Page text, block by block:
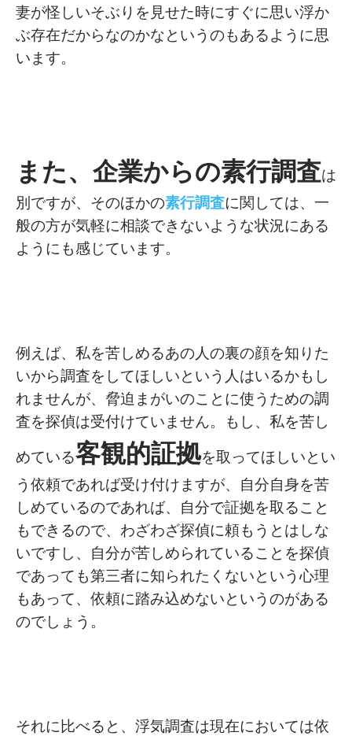
妻が怪しいそぶりを見せた時にすぐに思い浮か
ぶ存在だからなのかなというのもあるように思
います。
また、企業からの素行調査は
別ですが、そのほかの素行調査に関しては、一
般の方が気軽に相談できないような状況にある
ようにも感じています。
例えば、私を苦しめるあの人の裏の顔を知りた
いから調査をしてほしいという人はいるかもし
れませんが、脅迫まがいのことに使うための調
査を探偵は受付けていません。もし、私を苦し
めている客観的証拠を取ってほしいとい
う依頼であれば受け付けますが、自分自身を苦
しめているのであれば、自分で証拠を取ること
もできるので、わざわざ探偵に頼もうとはしな
いですし、自分が苦しめられていることを探偵
であっても第三者に知られたくないという心理
もあって、依頼に踏み込めないというのがある
のでしょう。
それに比べると、浮気調査は現在においては依